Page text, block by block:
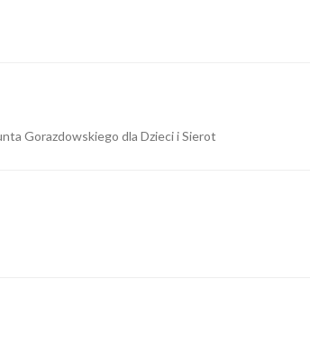
Gorazdowskiego dla Dzieci i Sierot